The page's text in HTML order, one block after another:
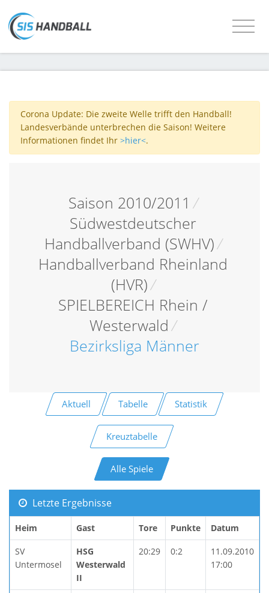
Corona Update: Die zweite Welle trifft den Handball!
Landesverbände unterbrechen die Saison! Weitere
Informationen findet Ihr >hier<.
Saison 2010/2011 /
Südwestdeutscher
Handballverband (SWHV)/
Handballverband Rheinland
(HVR)/
SPIELBEREICH Rhein /
Westerwald /
Bezirksliga Männer
Aktuell Tabelle Statistik
Kreuztabelle
Alle Spiele
Letzte Ergebnisse
Heim Gast Tore Punkte Datum
SV
Untermosel
HSG
Westerwald
II
20:29 0:2
11.09.2010
17:00